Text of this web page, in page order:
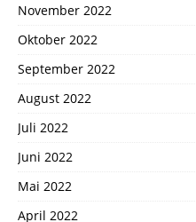
November 2022
Oktober 2022
September 2022
August 2022
Juli 2022
Juni 2022
Mai 2022
April 2022